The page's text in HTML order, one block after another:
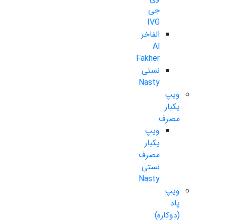
جی
IVG
الفاخر
Al
Fakher
نستی
Nasty
ویپ
یکبار
مصرف
ویپ
یکبار
مصرف
نستی
Nasty
ویپ
پاد
(دوکاره)